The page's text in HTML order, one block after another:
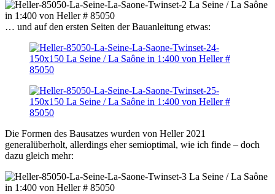
… und auf den ersten Seiten der Bauanleitung etwas:
Die Formen des Bausatzes wurden von Heller 2021
generalüberholt, allerdings eher semioptimal, wie ich finde – doch
dazu gleich mehr: